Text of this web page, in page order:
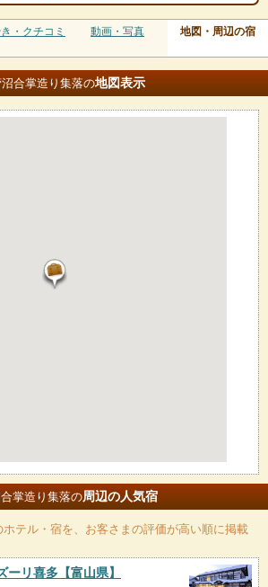
・クチコミ 動画・写真 地図・周辺の宿
合掌造り集落の地図表示
掌造り集落の周辺の人気宿
ホテル・宿を、お客さまの評価が高い順に掲載
ーリ喜多 【富山県】